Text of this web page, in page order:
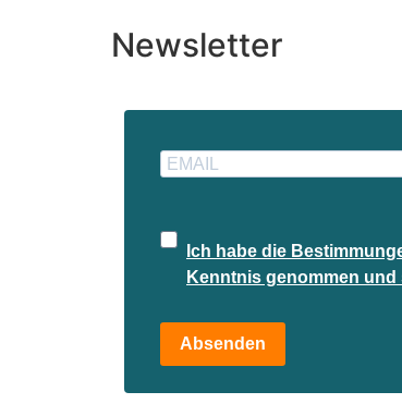
Newsletter
Ich habe die
Kenntnis genommen und
Absenden